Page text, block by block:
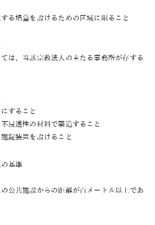
る墳墓を設けるための区域に限ること
は、当該宗教法人の主たる事務所が存する
すること
浸透性の材料で築造すること
錠装置を設けること
基準
公共施設からの距離が百メートル以上であ